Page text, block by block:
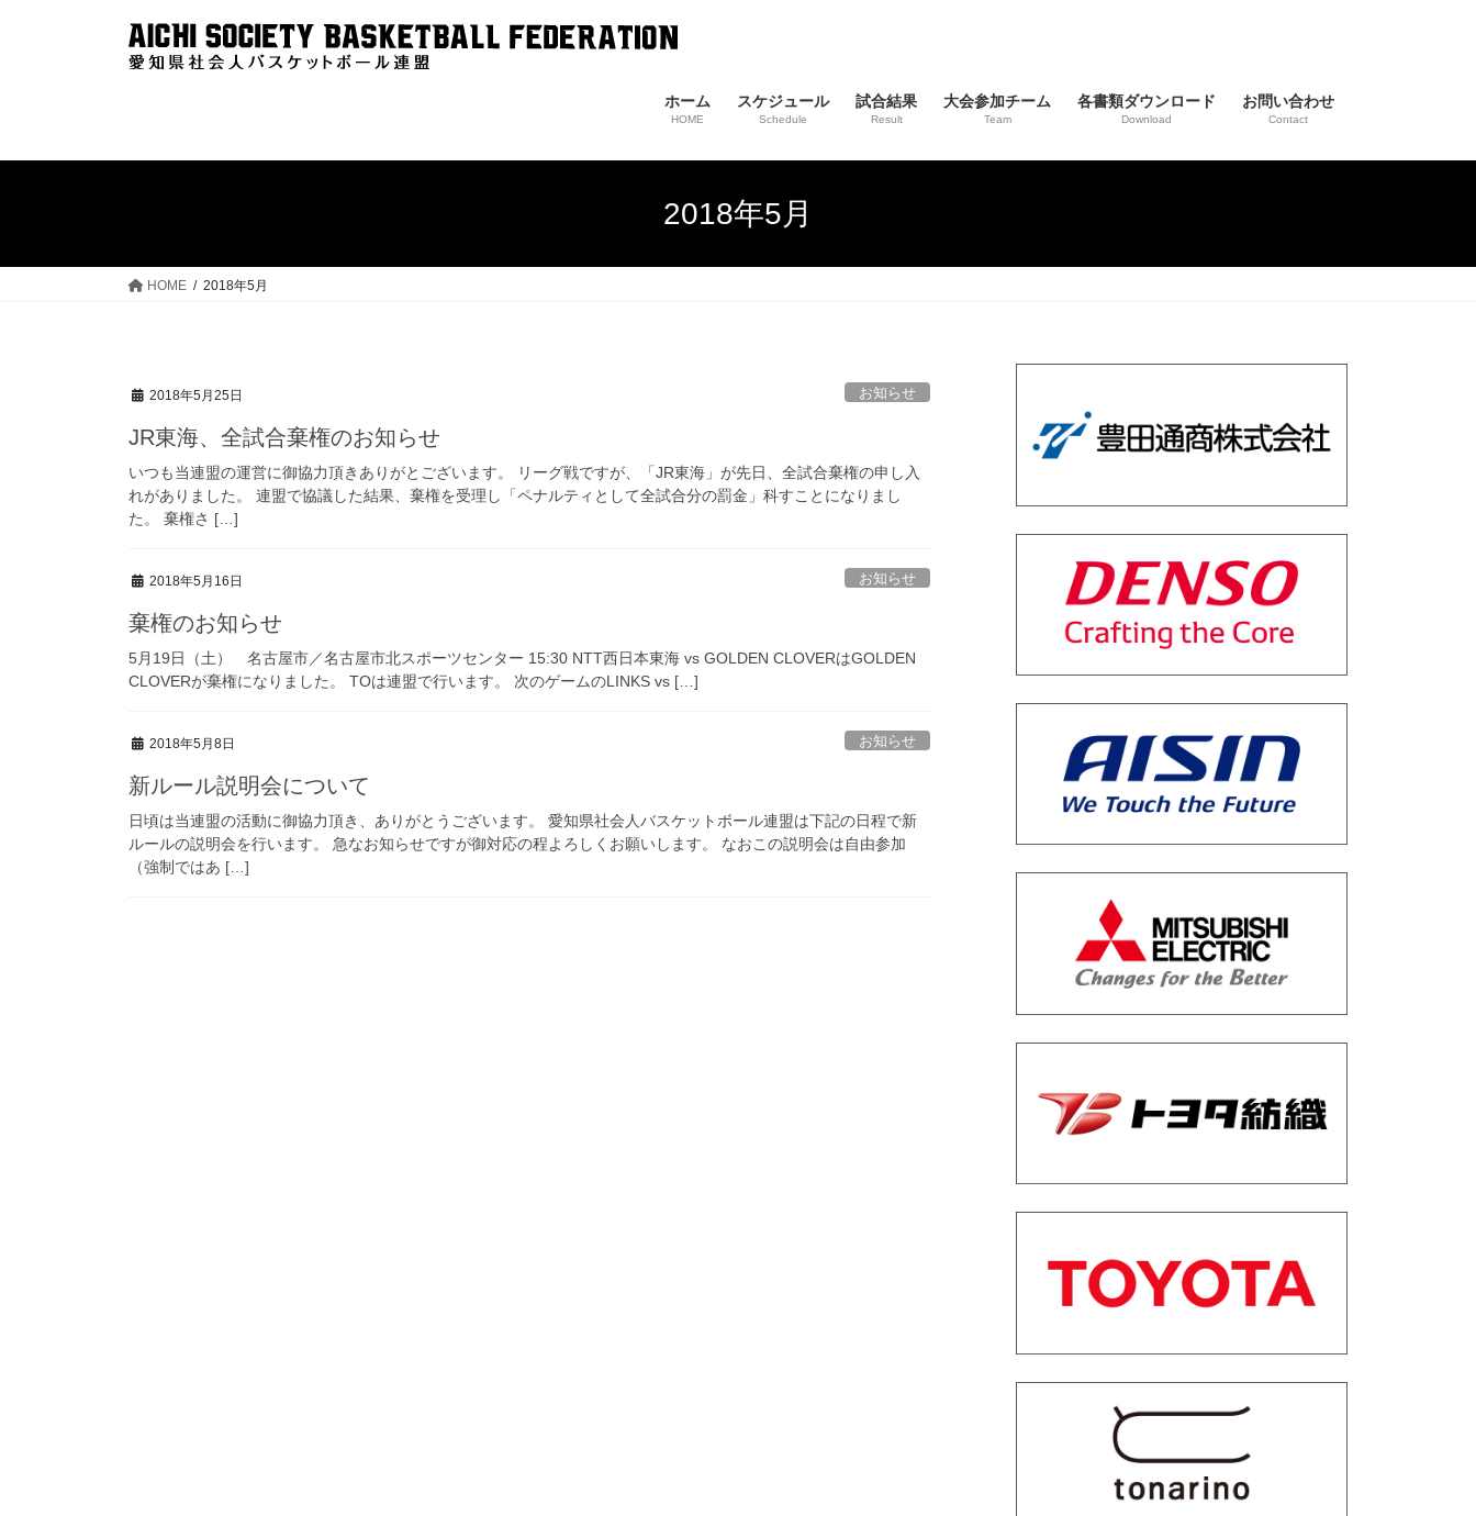
ホーム
HOME
スケジュール
Schedule
試合結果
Result
大会参加チーム
Team
各書類ダウンロード
Download
お問い合わせ
Contact
2018年5月
HOME 2018年5月
2018年5月25日 お知らせ
JR東海、全試合棄権のお知らせ
いつも当連盟の運営に御協力頂きありがとございます。 リーグ戦ですが、「JR東海」が先日、全試合棄権の申し入
れがありました。 連盟で協議した結果、棄権を受理し「ペナルティとして全試合分の罰金」科すことになりまし
た。 棄権さ […]
2018年5月16日 お知らせ
棄権のお知らせ
5月19日（土） 名古屋市／名古屋市北スポーツセンター 15:30 NTT西日本東海 vs GOLDEN CLOVERはGOLDEN
CLOVERが棄権になりました。 TOは連盟で行います。 次のゲームのLINKS vs […]
2018年5月8日 お知らせ
新ルール説明会について
日頃は当連盟の活動に御協力頂き、ありがとうございます。 愛知県社会人バスケットボール連盟は下記の日程で新
ルールの説明会を行います。 急なお知らせですが御対応の程よろしくお願いします。 なおこの説明会は自由参加
（強制ではあ […]